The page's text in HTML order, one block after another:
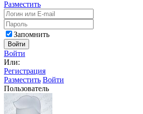
Разместить
Запомнить
Войти
Войти
Или:
Регистрация
Разместить Войти
Пользователь